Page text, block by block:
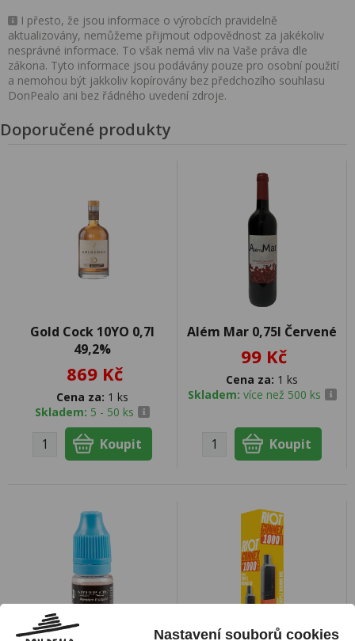
I přesto, že jsou informace o výrobcích pravidelně
aktualizovány, nemůžeme přijmout odpovědnost za jakékoliv
nesprávné informace. To však nemá vliv na Vaše práva dle
zákona. Tyto informace jsou podávány pouze pro osobní použití
a nemohou být jakkoliv kopírovány bez předchozího souhlasu
DonPealo ani bez řádného uvedení zdroje.
Doporučené produkty
Gold Cock 10YO 0,7l
49,2%
869 Kč
Cena za: 1 ks
Skladem: 5 - 50 ks
Além Mar 0,75l Červené
99 Kč
Cena za: 1 ks
Skladem: více než 500 ks
Nastavení souborů cookies